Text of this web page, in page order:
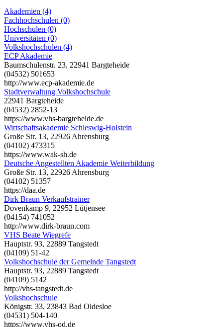
Akademien (4)
Fachhochschulen (0)
Hochschulen (0)
Universitäten (0)
Volkshochschulen (4)
ECP Akademie
Baumschulenstr. 23, 22941 Bargteheide
(04532) 501653
http://www.ecp-akademie.de
Stadtverwaltung Volkshochschule
22941 Bargteheide
(04532) 2852-13
https://www.vhs-bargteheide.de
Wirtschaftsakademie Schleswig-Holstein
Große Str. 13, 22926 Ahrensburg
(04102) 473315
https://www.wak-sh.de
Deutsche Angestellten Akademie Weiterbildung
Große Str. 13, 22926 Ahrensburg
(04102) 51357
https://daa.de
Dirk Braun Verkaufstrainer
Dovenkamp 9, 22952 Lütjensee
(04154) 741052
http://www.dirk-braun.com
VHS Beate Wiegrefe
Hauptstr. 93, 22889 Tangstedt
(04109) 51-42
Volkshochschule der Gemeinde Tangstedt
Hauptstr. 93, 22889 Tangstedt
(04109) 5142
http://vhs-tangstedt.de
Volkshochschule
Königstr. 33, 23843 Bad Oldesloe
(04531) 504-140
https://www.vhs-od.de